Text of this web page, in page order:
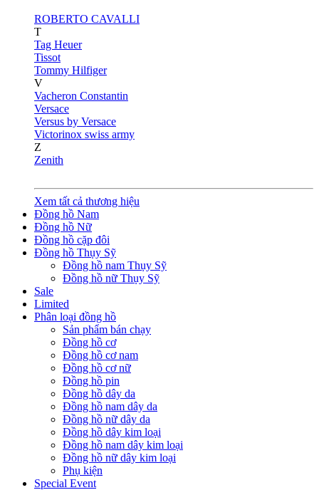
ROBERTO CAVALLI
T
Tag Heuer
Tissot
Tommy Hilfiger
V
Vacheron Constantin
Versace
Versus by Versace
Victorinox swiss army
Z
Zenith
Xem tất cả thương hiệu
Đồng hồ Nam
Đồng hồ Nữ
Đồng hồ cặp đôi
Đồng hồ Thụy Sỹ
Đồng hồ nam Thụy Sỹ
Đồng hồ nữ Thụy Sỹ
Sale
Limited
Phân loại đồng hồ
Sản phẩm bán chạy
Đồng hồ cơ
Đồng hồ cơ nam
Đồng hồ cơ nữ
Đồng hồ pin
Đồng hồ dây da
Đồng hồ nam dây da
Đồng hồ nữ dây da
Đồng hồ dây kim loại
Đồng hồ nam dây kim loại
Đồng hồ nữ dây kim loại
Phụ kiện
Special Event